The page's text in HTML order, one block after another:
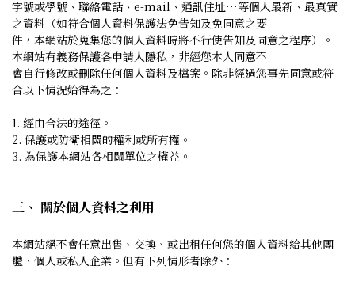
字號或學號、聯絡電話、e-mail、通訊住址…等個人最新、最真實
之資料（如符合個人資料保護法免告知及免同意之要
件，本網站於蒐集您的個人資料時將不行使告知及同意之程序）。
本網站有義務保護各申請人隱私，非經您本人同意不
會自行修改或刪除任何個人資料及檔案。除非經過您事先同意或符
合以下情況始得為之：
1. 經由合法的途徑。
2. 保護或防衛相關的權利或所有權。
3. 為保護本網站各相關單位之權益。
三、 關於個人資料之利用
本網站絕不會任意出售、交換、或出租任何您的個人資料給其他團
體、個人或私人企業。但有下列情形者除外：